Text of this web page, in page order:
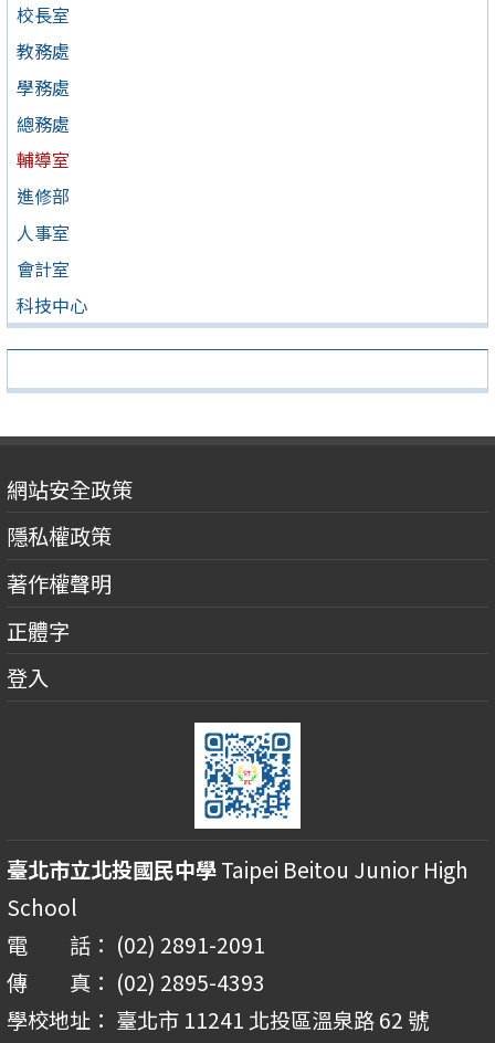
校長室
教務處
學務處
總務處
輔導室
進修部
人事室
會計室
科技中心
網站安全政策
隱私權政策
著作權聲明
正體字
登入
臺北市立北投國民中學Taipei Beitou Junior High
School
電 話： (02) 2891-2091
傳 真： (02) 2895-4393
學校地址： 臺北市 11241 北投區溫泉路 62 號